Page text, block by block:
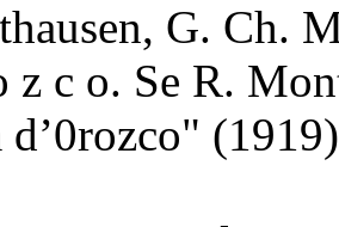
G. Ch.
z c o. Se R.